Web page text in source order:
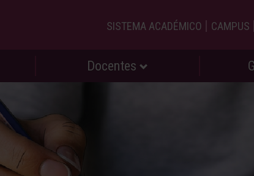
SISTEMA ACADÉMICO | CAMPUS |
Docentes